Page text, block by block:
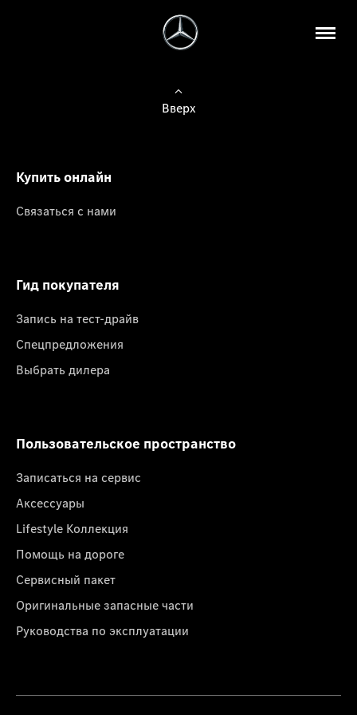
Вверх
Купить онлайн
Связаться с нами
Гид покупателя
Запись на тест-драйв
Спецпредложения
Выбрать дилера
Пользовательское пространство
Записаться на сервис
Аксессуары
Lifestyle Коллекция
Помощь на дороге
Сервисный пакет
Оригинальные запасные части
Руководства по эксплуатации